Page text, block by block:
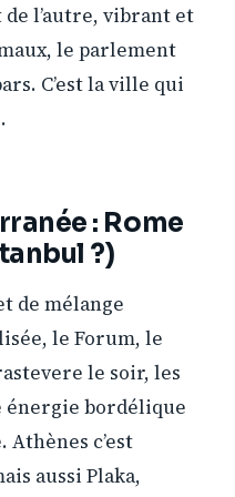
de l’autre, vibrant et
le parlement
C’est la ville qui
: Rome
?)
de mélange
le Forum, le
le soir, les
énergie bordélique
c’est
aussi Plaka,